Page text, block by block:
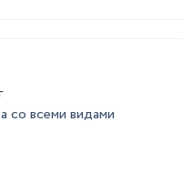
со всеми видами